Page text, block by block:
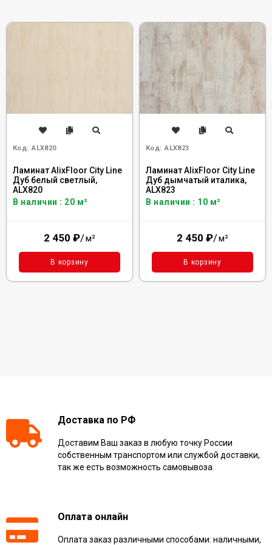
Код: ALX820
Ламинат AlixFloor City Line
Дуб белый светлый,
ALX820
В наличии : 20 м²
2 450 ₽/м²
В корзину
Код: ALX823
Ламинат AlixFloor City Line
Дуб дымчатый италика,
ALX823
В наличии : 10 м²
2 450 ₽/м²
В корзину
Доставка по РФ
Доставим Ваш заказ в любую точку России
собственным транспортом или службой доставки,
так же есть возможность самовывоза.
Оплата онлайн
Оплата заказ различными способами: наличными,